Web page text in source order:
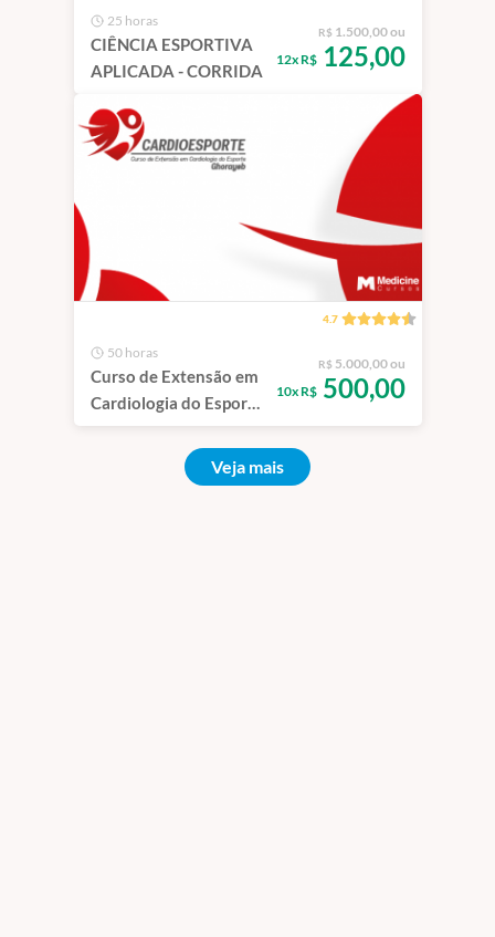
25 horas
CIÊNCIA ESPORTIVA
APLICADA - CORRIDA
R$ 1.500,00 ou
12x R$125,00
4.7
50 horas
Curso de Extensão em
Cardiologia do Esporte
e do Exercício.
R$ 5.000,00 ou
10x R$500,00
Veja mais